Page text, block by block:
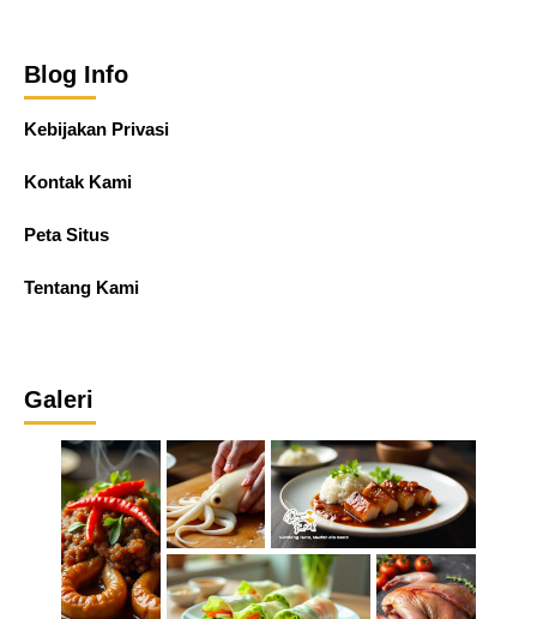
Blog Info
Kebijakan Privasi
Kontak Kami
Peta Situs
Tentang Kami
Galeri